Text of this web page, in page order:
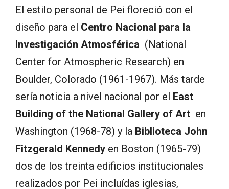
El estilo personal de Pei floreció con el
diseño para el Centro Nacional para la
Investigación Atmosférica (National
Center for Atmospheric Research) en
Boulder, Colorado (1961-1967). Más tarde
sería noticia a nivel nacional por el East
Building of the National Gallery of Art en
Washington (1968-78) y la Biblioteca John
Fitzgerald Kennedy en Boston (1965-79)
dos de los treinta edificios institucionales
realizados por Pei incluídas iglesias,